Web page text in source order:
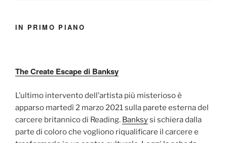
IN PRIMO PIANO
The Create Escape di Banksy
L’ultimo intervento dell’artista più misterioso è
apparso martedì 2 marzo 2021 sulla parete esterna del
carcere britannico di Reading. Banksysi schiera dalla
parte di coloro che vogliono riqualificare il carcere e